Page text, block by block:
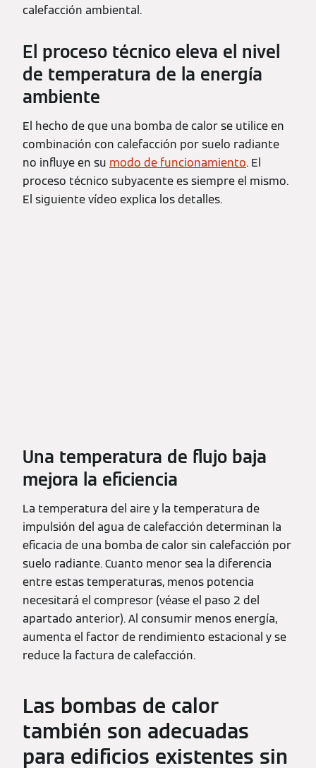
calefacción ambiental.
El proceso técnico eleva el nivel
de temperatura de la energía
ambiente
El hecho de que una bomba de calor se utilice en
combinación con calefacción por suelo radiante
no influye en su modo de funcionamiento. El
proceso técnico subyacente es siempre el mismo.
El siguiente vídeo explica los detalles.
Una temperatura de flujo baja
mejora la eficiencia
La temperatura del aire y la temperatura de
impulsión del agua de calefacción determinan la
eficacia de una bomba de calor sin calefacción por
suelo radiante. Cuanto menor sea la diferencia
entre estas temperaturas, menos potencia
necesitará el compresor (véase el paso 2 del
apartado anterior). Al consumir menos energía,
aumenta el factor de rendimiento estacional y se
reduce la factura de calefacción.
Las bombas de calor
también son adecuadas
para edificios existentes sin